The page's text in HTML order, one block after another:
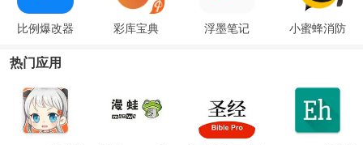
比例爆改器 彩库宝典 浮墨笔记 小蜜蜂消防
热门应用